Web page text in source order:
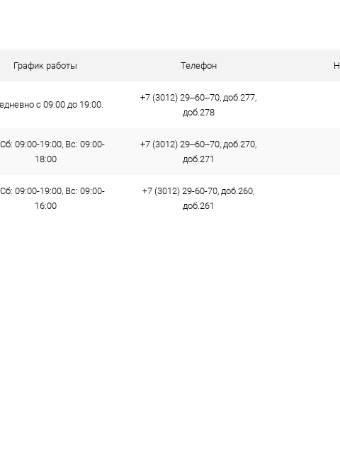
График работы Телефон
с 09:00 до 19:00.
+7 (3012) 29‒60‒70, доб.277,
доб.278
09:00-19:00, Вс: 09:00-
18:00
+7 (3012) 29‒60‒70, доб.270,
доб.271
09:00-19:00, Вс: 09:00-
16:00
+7 (3012) 29-60-70, доб.260,
доб.261